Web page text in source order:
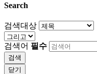
Search
검색대상
검색어 필수
검색
닫기